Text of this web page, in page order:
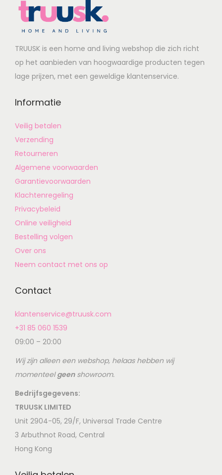
TRUUSK is een home and living webshop die zich richt
op het aanbieden van hoogwaardige producten tegen
lage prijzen, met een geweldige klantenservice.
Informatie
Veilig betalen
Verzending
Retourneren
Algemene voorwaarden
Garantievoorwaarden
Klachtenregeling
Privacybeleid
Online veiligheid
Bestelling volgen
Over ons
Neem contact met ons op
Contact
klantenservice@truusk.com
+31 85 060 1539
09:00 – 20:00
Wij zijn alleen een webshop, helaas hebben wij
momenteelgeenshowroom.
Bedrijfsgegevens:
TRUUSK LIMITED
Unit 2904-05, 29/F, Universal Trade Centre
3 Arbuthnot Road, Central
Hong Kong